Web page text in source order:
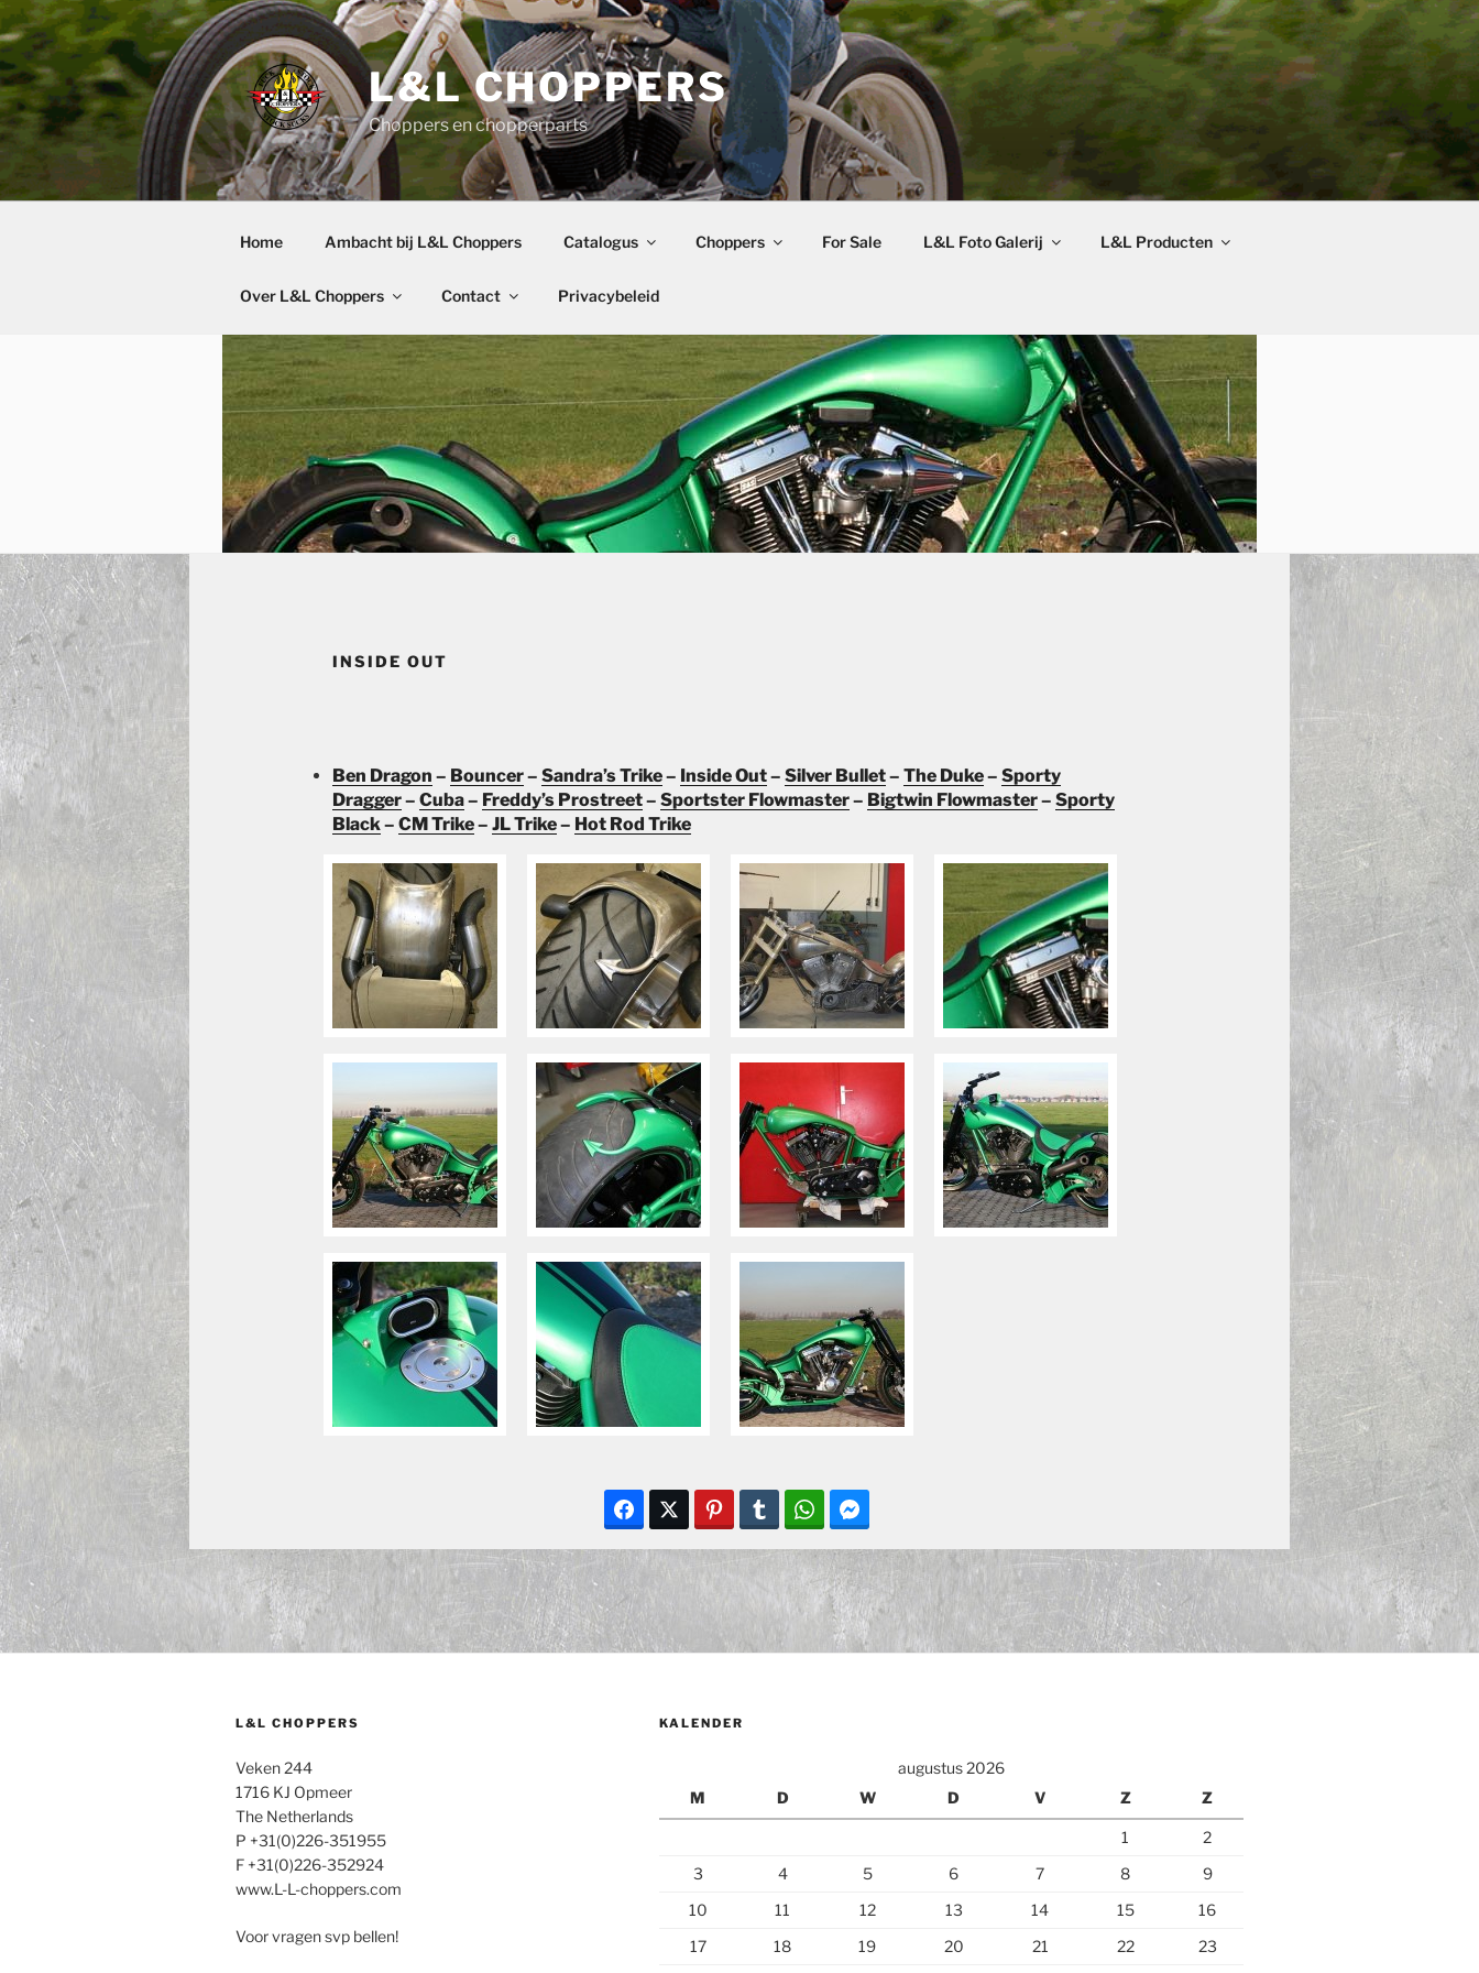
Ga
naar
de
inhoud
L&L CHOPPERS
Choppers en chopperparts
Home Ambacht bij L&L Choppers Catalogus Choppers For Sale L&L Foto Galerij L&L Producten
Over L&L Choppers Contact Privacybeleid
INSIDE OUT
Ben Dragon – Bouncer– Sandra’s Trike– Inside Out– Silver Bullet– The Duke– Sporty
Dragger– Cuba– Freddy’s Prostreet– Sportster Flowmaster– Bigtwin Flowmaster– Sporty
Black– CM Trike– JL Trike– Hot Rod Trike
L&L CHOPPERS
Veken 244
1716 KJ Opmeer
The Netherlands
P +31(0)226-351955
F +31(0)226-352924
www.L-L-choppers.com
Voor vragen svp bellen!
KALENDER
augustus 2026
M
D W D V Z Z
1
2
3
4 5 6 7 8
9
10
11 12 13 14 15
16
17
18 19 20 21 22 23